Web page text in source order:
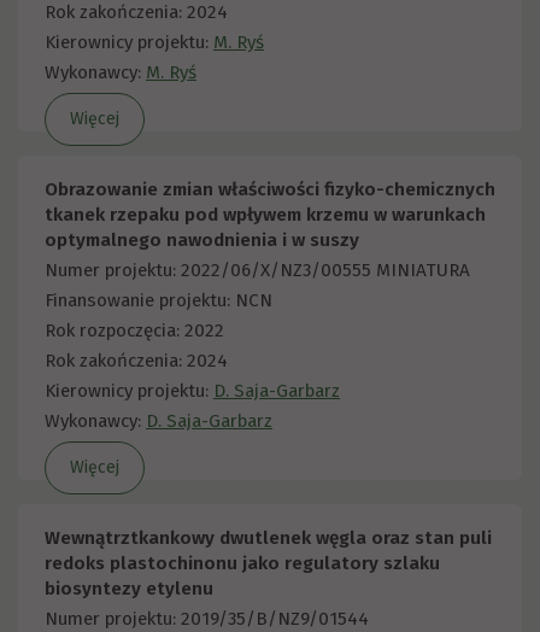
Rok zakończenia: 2024
Kierownicy projektu: M. Ryś
Wykonawcy: M. Ryś
Więcej
Obrazowanie zmian właściwości fizyko-chemicznych
tkanek rzepaku pod wpływem krzemu w warunkach
optymalnego nawodnienia i w suszy
Numer projektu: 2022/06/X/NZ3/00555 MINIATURA
Finansowanie projektu: NCN
Rok rozpoczęcia: 2022
Rok zakończenia: 2024
Kierownicy projektu: D. Saja-Garbarz
Wykonawcy: D. Saja-Garbarz
Więcej
Wewnątrztkankowy dwutlenek węgla oraz stan puli
redoks plastochinonu jako regulatory szlaku
biosyntezy etylenu
Numer projektu: 2019/35/B/NZ9/01544